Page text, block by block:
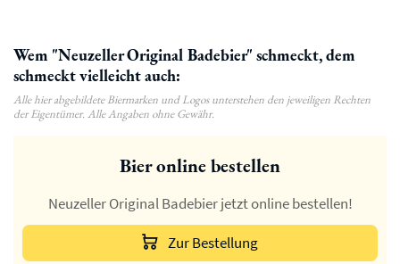
Wem "Neuzeller Original Badebier" schmeckt, dem
schmeckt vielleicht auch:
Alle hier abgebildete Biermarken und Logos unterstehen den jeweiligen Rechten
der Eigentümer. Alle Angaben ohne Gewähr.
Bier online bestellen
Neuzeller Original Badebier jetzt online bestellen!
Zur Bestellung